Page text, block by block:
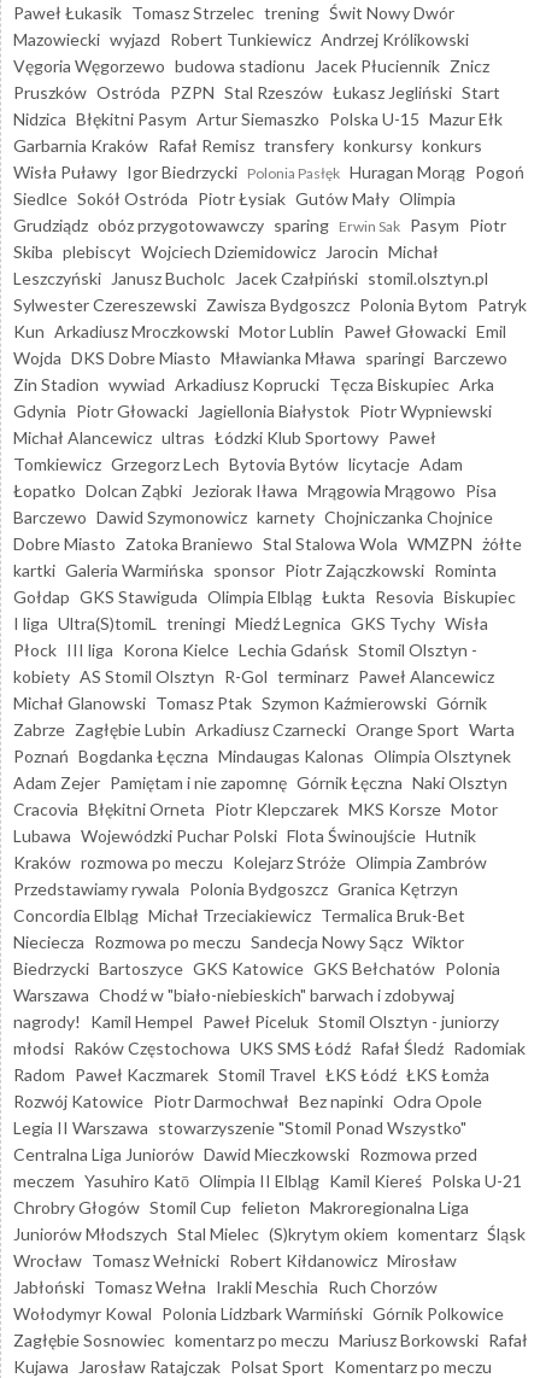
Paweł Łukasik Tomasz Strzelec trening Świt Nowy Dwór
Mazowiecki wyjazd Robert Tunkiewicz Andrzej Królikowski
Vęgoria Węgorzewo budowa stadionu Jacek Płuciennik Znicz
Pruszków Ostróda PZPN Stal Rzeszów Łukasz Jegliński Start
Nidzica Błękitni Pasym Artur Siemaszko Polska U-15 Mazur Ełk
Garbarnia Kraków Rafał Remisz transfery konkursy konkurs
Wisła Puławy Igor Biedrzycki Polonia Pasłęk Huragan Morąg Pogoń
Siedlce Sokół Ostróda Piotr Łysiak Gutów Mały Olimpia
Grudziądz obóz przygotowawczy sparing Erwin Sak Pasym Piotr
Skiba plebiscyt Wojciech Dziemidowicz Jarocin Michał
Leszczyński
Janusz Bucholc Jacek Czałpiński stomil.olsztyn.pl
Sylwester Czereszewski Zawisza Bydgoszcz Polonia Bytom Patryk
Kun Arkadiusz Mroczkowski Motor Lublin Paweł Głowacki Emil
Wojda DKS Dobre Miasto Mławianka Mława sparingi Barczewo
Zin Stadion wywiad Arkadiusz Koprucki Tęcza Biskupiec Arka
Gdynia Piotr Głowacki Jagiellonia Białystok Piotr Wypniewski
Michał Alancewicz ultras Łódzki Klub Sportowy Paweł
Tomkiewicz Grzegorz Lech Bytovia Bytów licytacje Adam
Łopatko Dolcan Ząbki Jeziorak Iława Mrągowia Mrągowo Pisa
Barczewo Dawid Szymonowicz karnety Chojniczanka Chojnice
Dobre Miasto Zatoka Braniewo Stal Stalowa Wola WMZPN żółte
kartki Galeria Warmińska sponsor Piotr Zajączkowski Rominta
Gołdap GKS Stawiguda Olimpia Elbląg Łukta Resovia Biskupiec
I liga Ultra(S)tomiL treningi Miedź Legnica GKS Tychy Wisła
Płock III liga Korona Kielce Lechia Gdańsk Stomil Olsztyn -
kobiety AS Stomil Olsztyn R-Gol terminarz Paweł Alancewicz
Michał Glanowski Tomasz Ptak Szymon Kaźmierowski Górnik
Zabrze Zagłębie Lubin Arkadiusz Czarnecki Orange Sport Warta
Poznań Bogdanka Łęczna Mindaugas Kalonas Olimpia Olsztynek
Adam Zejer Pamiętam i nie zapomnę Górnik Łęczna Naki Olsztyn
Cracovia Błękitni Orneta Piotr Klepczarek MKS Korsze Motor
Lubawa Wojewódzki Puchar Polski Flota Świnoujście Hutnik
Kraków rozmowa po meczu Kolejarz Stróże Olimpia Zambrów
Przedstawiamy rywala Polonia Bydgoszcz Granica Kętrzyn
Concordia Elbląg Michał Trzeciakiewicz Termalica Bruk-Bet
Nieciecza Rozmowa po meczu Sandecja Nowy Sącz Wiktor
Biedrzycki Bartoszyce GKS Katowice GKS Bełchatów Polonia
Warszawa Chodź w "biało-niebieskich" barwach i zdobywaj
nagrody!
Kamil Hempel Paweł Piceluk Stomil Olsztyn - juniorzy
młodsi Raków Częstochowa UKS SMS Łódź Rafał Śledź Radomiak
Radom Paweł Kaczmarek Stomil Travel ŁKS Łódź ŁKS Łomża
Rozwój Katowice Piotr Darmochwał Bez napinki Odra Opole
Legia II Warszawa stowarzyszenie "Stomil Ponad Wszystko"
Centralna Liga Juniorów Dawid Mieczkowski Rozmowa przed
meczem Yasuhiro Katō Olimpia II Elbląg Kamil Kiereś Polska U-21
Chrobry Głogów Stomil Cup felieton Makroregionalna Liga
Juniorów Młodszych Stal Mielec (S)krytym okiem komentarz Śląsk
Wrocław Tomasz Wełnicki Robert Kiłdanowicz Mirosław
Jabłoński Tomasz Wełna Irakli Meschia Ruch Chorzów
Wołodymyr Kowal Polonia Lidzbark Warmiński Górnik Polkowice
Zagłębie Sosnowiec komentarz po meczu Mariusz Borkowski Rafał
Kujawa
Jarosław Ratajczak Polsat Sport Komentarz po meczu